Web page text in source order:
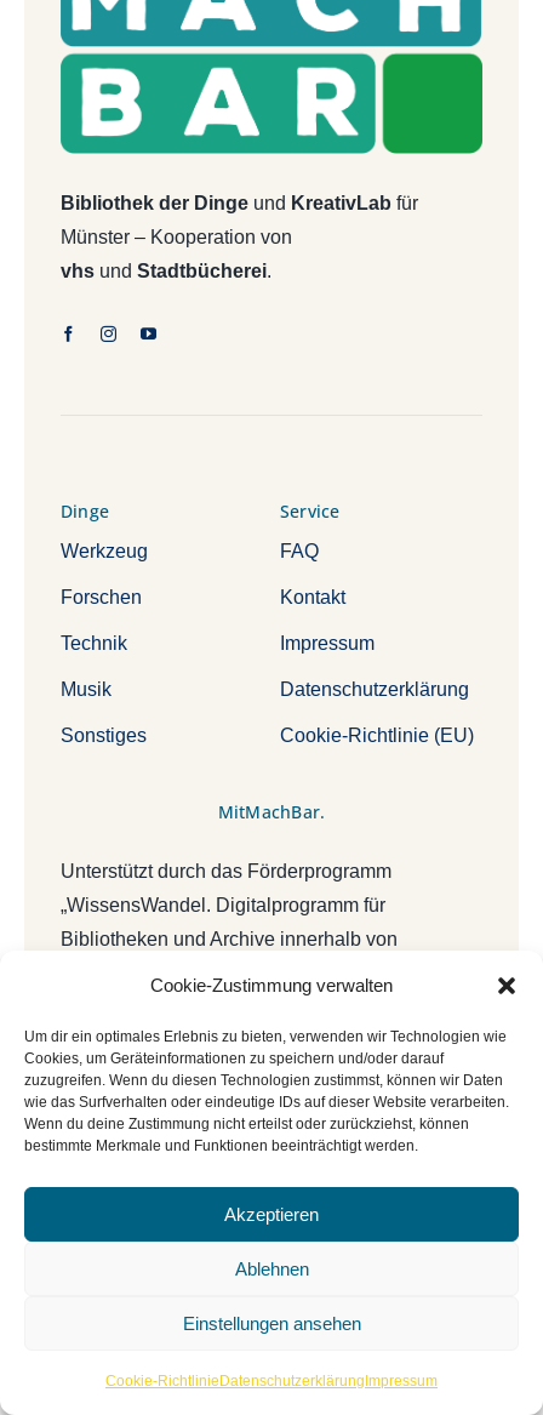
Cookie-Zustimmung verwalten
Um dir ein optimales Erlebnis zu bieten, verwenden wir Technologien wie
Cookies, um Geräteinformationen zu speichern und/oder darauf
zuzugreifen. Wenn du diesen Technologien zustimmst, können wir Daten
wie das Surfverhalten oder eindeutige IDs auf dieser Website verarbeiten.
Wenn du deine Zustimmung nicht erteilst oder zurückziehst, können
bestimmte Merkmale und Funktionen beeinträchtigt werden.
Akzeptieren
Ablehnen
Einstellungen ansehen
Cookie-Richtlinie Datenschutzerklärung Impressum
Bibliothek der Dingeund KreativLab für
Münster – Kooperation von
vhsund Stadtbücherei.
Dinge
Werkzeug
Forschen
Technik
Musik
Sonstiges
Service
FAQ
Kontakt
Impressum
Datenschutzerklärung
Cookie-Richtlinie (EU)
MitMachBar.
Unterstützt durch das Förderprogramm
„WissensWandel. Digitalprogramm für
Bibliotheken und Archive innerhalb von
der Bundesregierung für Kultur und Medien
(BKM).